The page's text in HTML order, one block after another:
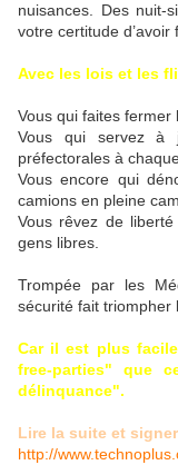
nuisances. Des nuit-
votre certitude d’avoir
Avec les lois et les
Vous qui faites fermer
Vous qui servez à
préfectorales à
Vous encore qui
camions en pleine
Vous rêvez de
gens libres.
Trompée par les
sécurité fait triompher
Car il est plus
free-parties" que
délinquance".
Lire la suite et
http://